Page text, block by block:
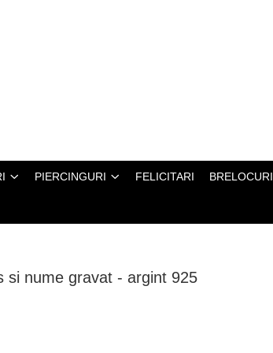
PIERCINGURI FELICITARI BRELOCURI
si nume gravat - argint 925